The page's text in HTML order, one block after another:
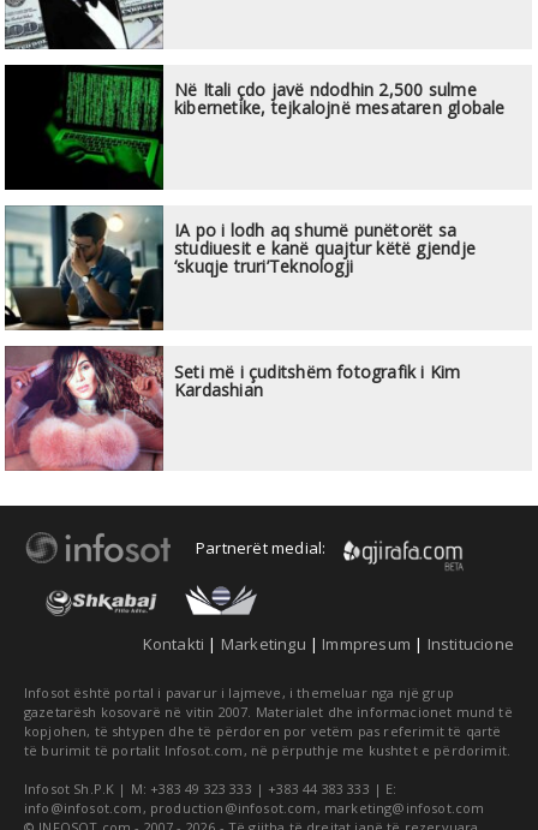
Në Itali çdo javë ndodhin 2,500 sulme
kibernetike, tejkalojnë mesataren globale
IA po i lodh aq shumë punëtorët sa
studiuesit e kanë quajtur këtë gjendje
‘skuqje truri’Teknologji
Seti më i çuditshëm fotografik i Kim
Kardashian
Partnerët medial:
Kontakti | Marketingu | Immpresum | Institucione
Infosot është portal i pavarur i lajmeve, i themeluar nga një grup
gazetarësh kosovarë në vitin 2007. Materialet dhe informacionet mund të
kopjohen, të shtypen dhe të përdoren por vetëm pas referimit të qartë
të burimit të portalit Infosot.com, në përputhje me kushtet e përdorimit.
Infosot Sh.P.K | M: +383 49 323 333 | +383 44 383 333 | E:
info@infosot.com , production@infosot.com , marketing@infosot.com